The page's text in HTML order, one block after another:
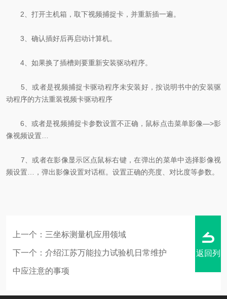
2、打开主机箱，取下视频捕捉卡，并重新插一遍。
3、确认插好后再启动计算机。
4、如果换了插槽则要重新安装驱动程序。
5、或者是视频捕捉卡驱动程序未安装好，按说明书中的安装驱
动程序的方法重装视频卡驱动程序
6、或者是视频捕捉卡参数设置不正确，鼠标点击菜单影像—>影
像视频设置…
7、或者在影像显示区点鼠标右键，在弹出的菜单中选择影像视
频设置…，弹出影像设置对话框。设置正确的亮度、对比度等参数。
上一个： 三坐标测量机应用领域
下一个： 介绍江苏万能拉力试验机日常维护
中应注意的事项
返回列